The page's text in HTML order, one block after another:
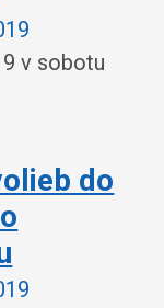
v sobotu
do